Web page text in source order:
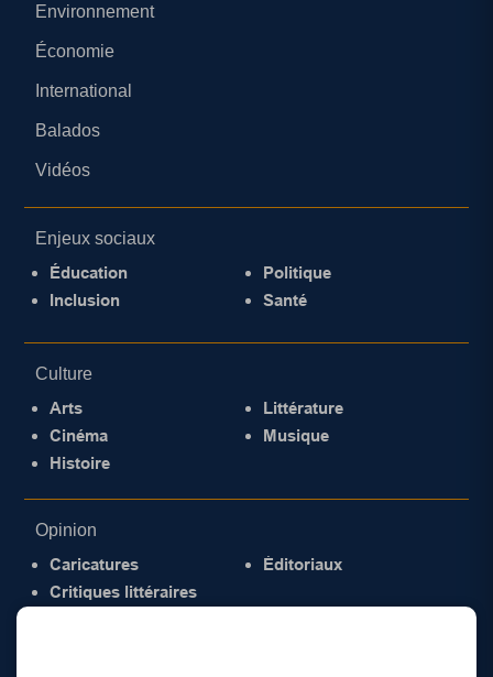
Environnement
Économie
International
Balados
Vidéos
Enjeux sociaux
Éducation
Inclusion
Politique
Santé
Culture
Arts
Cinéma
Histoire
Littérature
Musique
Opinion
Caricatures
Critiques littéraires
Éditoriaux